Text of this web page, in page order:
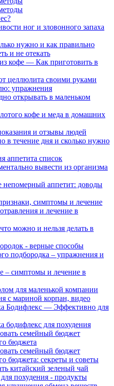
ног и зловонного запаха
нужно и как правильно
и не отекать
кофе — Как приготовить в
целлюлита своими руками
упражнения
открывать в маленьком
кофе и меда в домашних
и отзывы людей
в течение дня и сколько нужно
аппетита список
вывести из организма
непомерный аппетит: доводы
симптомы и лечение
и лечение в
можно и нельзя делать в
- верные способы
подбородка – упражнения и
– симптомы и лечение в
для маленькой компании
с мариной корпан, видео
Бодифлекс — Эффективно для
бодифлекс для похудения
семейный бюджет
бюджета
семейный бюджет
бюджета: секреты и советы
китайский зеленый чай
похудения - продукты